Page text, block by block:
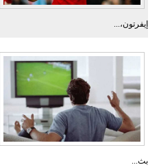
إيفرتون،...
بث...